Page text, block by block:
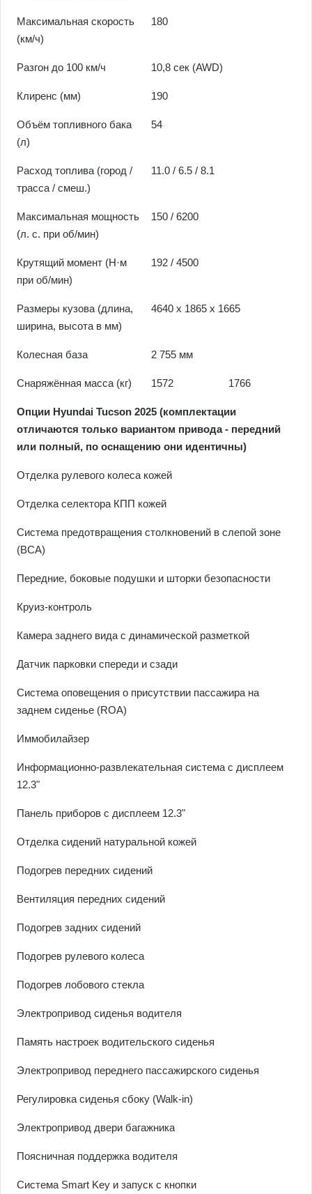
Максимальная скорость
(км/ч)
180
Разгон до 100 км/ч 10,8 cек (AWD)
Клиренс (мм) 190
Объём топливного бака
(л)
54
Расход топлива (город /
трасса / смеш.)
11.0 / 6.5 / 8.1
Максимальная мощность
(л. с. при об/мин)
150 / 6200
Крутящий момент (Н·м
при об/мин)
192 / 4500
Размеры кузова (длина,
ширина, высота в мм)
4640 x 1865 x 1665
Колесная база 2 755 мм
Снаряжённая масса (кг) 1572 1766
Опции Hyundai Tucson 2025 (комплектации
отличаются только вариантом привода - передний
или полный, по оснащению они идентичны)
Отделка рулевого колеса кожей
Отделка селектора КПП кожей
Система предотвращения столкновений в слепой зоне
(BCA)
Передние, боковые подушки и шторки безопасности
Круиз-контроль
Камера заднего вида с динамической разметкой
Датчик парковки спереди и сзади
Cистема оповещения о присутствии пассажира на
заднем сиденье (ROA)
Иммобилайзер
Информационно-развлекательная система с дисплеем
12.3"
Панель приборов с дисплеем 12.3"
Отделка сидений натуральной кожей
Подогрев передних сидений
Вентиляция передних сидений
Подогрев задних сидений
Подогрев рулевого колеса
Подогрев лобового стекла
Электропривод сиденья водителя
Память настроек водительского сиденья
Электропривод переднего пассажирского сиденья
Регулировка сиденья сбоку (Walk-in)
Электропривод двери багажника
Поясничная поддержка водителя
Система Smart Key и запуск с кнопки